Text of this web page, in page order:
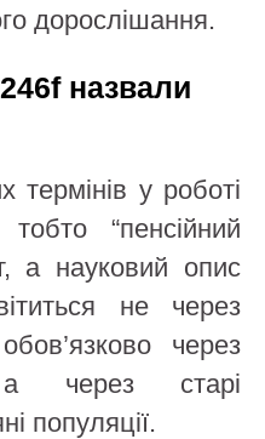
дорослішання.
назвали
термінів у роботі
“пенсійний
а науковий опис
не через
через
через старі
популяції.